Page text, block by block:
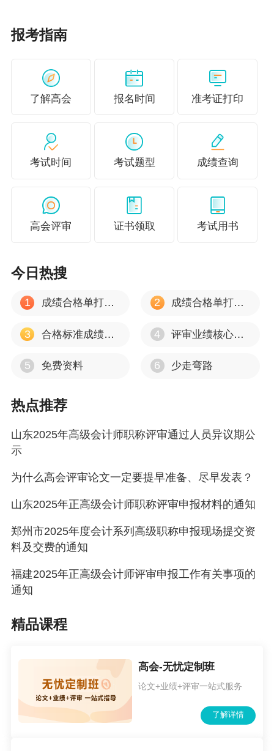
同级纪委监委意见；对民营企业、自由职业等申报人，两
（三）进一步规范申报人身份。在“第三章 申报人基本条件
原则，在我市劳动关系所在地（已签订劳动合同的现用人
单位注册的县区）申报参加职称评审（含考核认定），原
年的，或存在其他特殊情形的申报人，由属地人社部门严
格核实劳动合同备案证明、近6个月工资银行流水等材料，
人社局审核通过后，按照规定程序申报职称。”
增加社保要求的考虑：一是确保申报人与工作单位及地区
际在职的重要依据，通过社保缴纳单位与申报单位的一致
性，可有效防止“职称挂靠”等虚假申报行为，确保评审基
留。在本地缴纳社保，鼓励专业技术人才扎根我市，强化
本地人才储备。三是规范评审流程与材料审核。社保作为
核心材料之一，可帮助职称评委核实申报人的从业稳定
性，避免因材料造假或跨地区多地申报导致的申报流程不
条（七）主管单位审核”增加对各县区人社局、市直单位强
的公示，公示无异议人员信息通过系统提交”。
申报推荐第二十三条（五）审核待定情形确认”部分，对于
市职改办办公会研究议定”调整为“接受省人社厅高级职称
申报推荐督导组业务指导，市人社局与督导组共同研究确
定审核初步人选”。
报考指南
了解高会 报名时间 准考证打印
考试时间 考试题型 成绩查询
高会评审 证书领取 考试用书
今日热搜
1 成绩合格单打印入口 2 成绩合格单打印流程
3 合格标准成绩有效期 4 评审业绩核心资料
5 免费资料 6 少走弯路
热点推荐
山东2025年高级会计师职称评审通过人员异议期公
示
为什么高会评审论文一定要提早准备、尽早发表？
山东2025年正高级会计师职称评审申报材料的通知
郑州市2025年度会计系列高级职称申报现场提交资
料及交费的通知
福建2025年正高级会计师评审申报工作有关事项的
通知
精品课程
高会-无忧定制班
论文+业绩+评审一站式服务
了解详情